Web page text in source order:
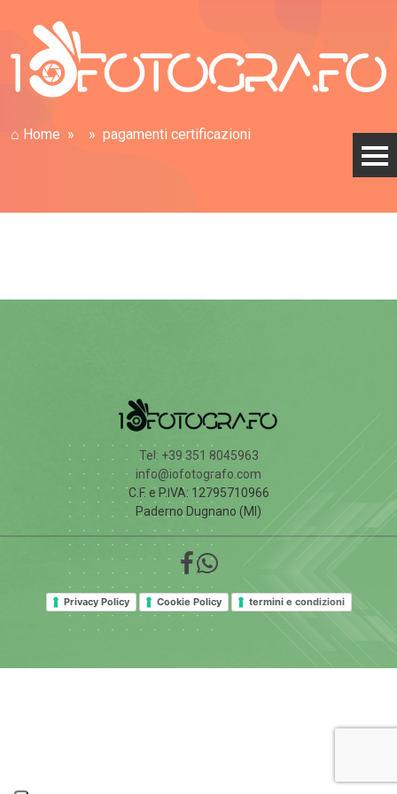
⌂ Home pagamenti certificazioni
Tel: +39 351 8045963
info@iofotografo.com
C.F. e P.IVA: 12795710966
Paderno Dugnano (MI)
Privacy Policy Cookie Policy termini e condizioni